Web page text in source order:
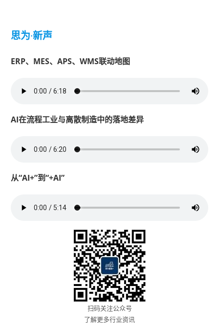
思为·新声
ERP、MES、APS、WMS联动地图
AI在流程工业与离散制造中的落地差异
从“AI+”到“+AI”
扫码关注公众号
了解更多行业资讯